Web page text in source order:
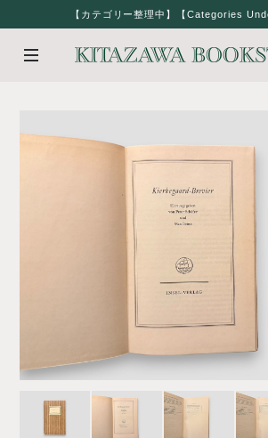
【カテゴリー整理中】【Categories